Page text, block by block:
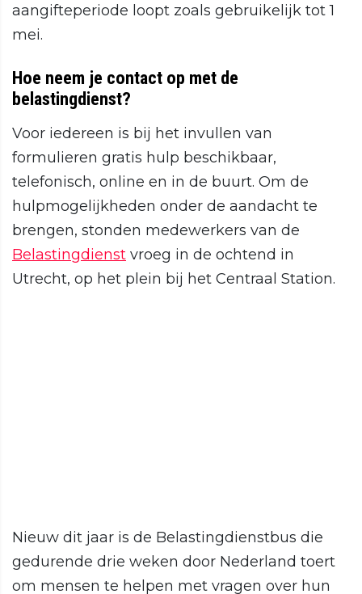
aangifteperiode loopt zoals gebruikelijk tot 1
mei.
Hoe neem je contact op met de
belastingdienst?
Voor iedereen is bij het invullen van
formulieren gratis hulp beschikbaar,
telefonisch, online en in de buurt. Om de
hulpmogelijkheden onder de aandacht te
brengen, stonden medewerkers van de
Belastingdienst vroeg in de ochtend in
Utrecht, op het plein bij het Centraal Station.
Nieuw dit jaar is de Belastingdienstbus die
gedurende drie weken door Nederland toert
om mensen te helpen met vragen over hun